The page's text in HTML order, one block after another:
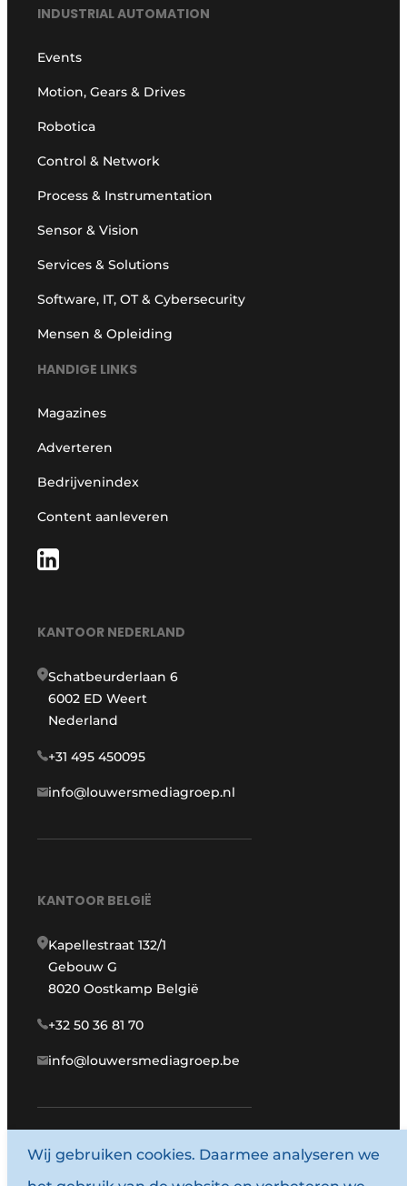
INDUSTRIAL AUTOMATION
Events
Motion, Gears & Drives
Robotica
Control & Network
Process & Instrumentation
Sensor & Vision
Services & Solutions
Software, IT, OT & Cybersecurity
Mensen & Opleiding
HANDIGE LINKS
Magazines
Adverteren
Bedrijvenindex
Content aanleveren
KANTOOR NEDERLAND
Schatbeurderlaan 6
6002 ED Weert
Nederland
+31 495 450095
info@louwersmediagroep.nl
KANTOOR BELGIË
Kapellestraat 132/1
Gebouw G
8020 Oostkamp België
+32 50 36 81 70
info@louwersmediagroep.be
www.louwersmediagroep.com
Wij gebruiken cookies. Daarmee analyseren we